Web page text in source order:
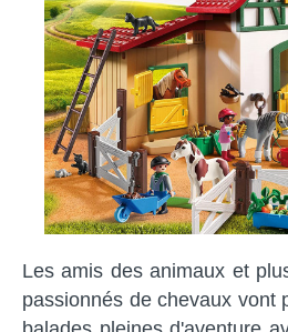
Les amis des animaux et
passionnés de chevaux vont